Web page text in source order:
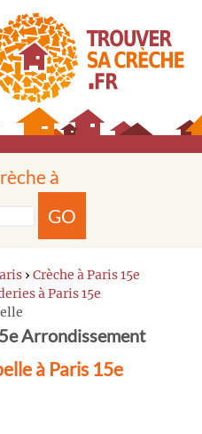
à
GO
› Crèche à Paris 15e
à Paris 15e
Arrondissement
à Paris 15e